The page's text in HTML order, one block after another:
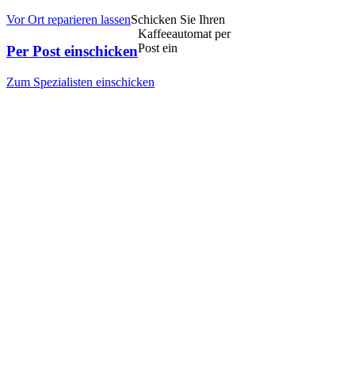
Vor Ort reparieren lassen
Per Post einschicken
Schicken Sie Ihren
Kaffeeautomat per
Post ein
Zum Spezialisten einschicken